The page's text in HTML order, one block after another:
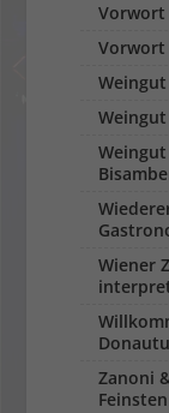
Vorwort
Vorwort
Wiener
Zanoni
Feinsten